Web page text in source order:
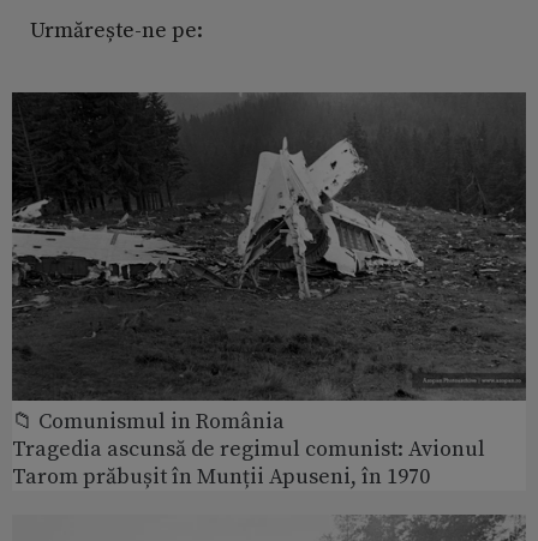
Urmărește-ne pe:
📁 Comunismul in România
Tragedia ascunsă de regimul comunist: Avionul
Tarom prăbușit în Munții Apuseni, în 1970